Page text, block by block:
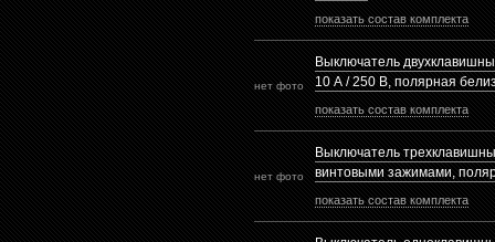
показать состав комплекта
нет фото
Выключатель
10 А / 250 В, полярная
показать состав комплекта
нет фото
Выключатель
винтовыми зажимами,
показать состав комплекта